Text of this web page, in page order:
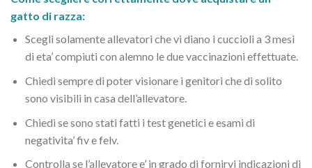
gatto di razza:
Scegli solamente allevatori che vi diano i cuccioli a 3 mesi
di eta’ compiuti con alemno le due vaccinazioni effettuate.
Chiedi sempre di poter visionare i genitori che di solito
sono visibili in casa dell’allevatore.
Chiedi se sono stati fatti i test genetici e esami di
negativita’ fiv e felv.
Controlla se l’allevatore e’ in grado di fornirvi indicazioni di